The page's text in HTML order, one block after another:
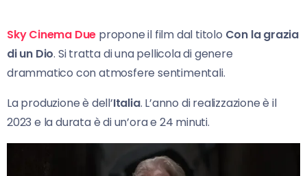
Sky Cinema Due propone il film dal titolo Con la grazia
di un Dio. Si tratta di una pellicola di genere
drammatico con atmosfere sentimentali.
La produzione è dell’Italia. L’anno di realizzazione è il
2023 e la durata è di un’ora e 24 minuti.